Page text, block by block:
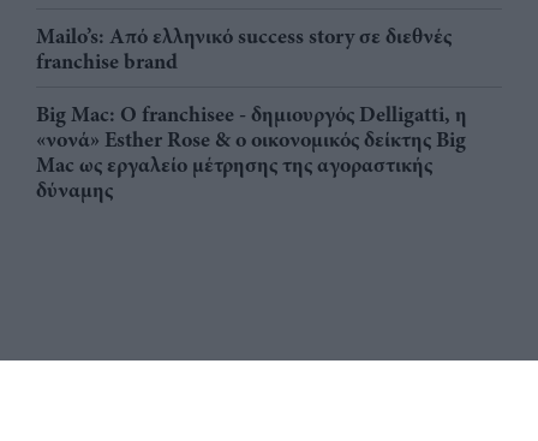
Mailo’s: Από ελληνικό success story σε διεθνές
franchise brand
Big Mac: Ο franchisee - δημιουργός Delligatti, η
«νονά» Esther Rose & ο οικονομικός δείκτης Big
Mac ως εργαλείο μέτρησης της αγοραστικής
δύναμης